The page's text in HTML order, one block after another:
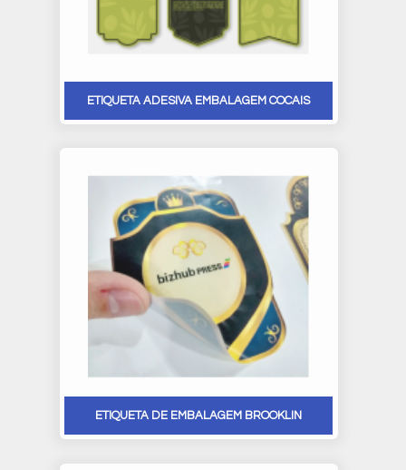
ETIQUETA ADESIVA EMBALAGEM COCAIS
ETIQUETA DE EMBALAGEM BROOKLIN